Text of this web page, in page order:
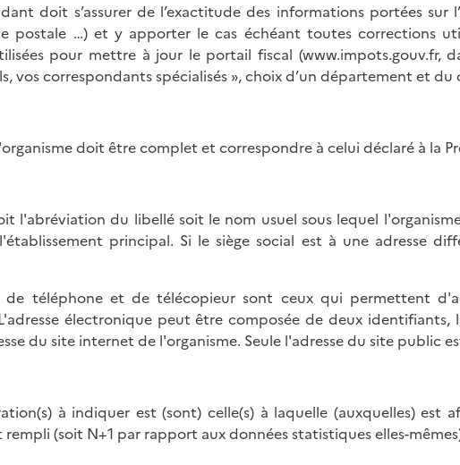
doit s’assurer de l’exactitude des informations portées sur
postale …) et y apporter le cas échéant toutes corrections
pour mettre à jour le portail fiscal (www.impots.gouv.fr,
vos correspondants spécialisés », choix d’un département et
doit être complet et correspondre à celui déclaré à la
l'abréviation du libellé soit le nom usuel sous lequel
principal. Si le siège social est à une adresse
de téléphone et de télécopieur sont ceux qui permettent
électronique peut être composée de deux
du site internet de l'organisme. Seule l'adresse du site public
à indiquer est (sont) celle(s) à laquelle (auxquelles) est
rempli (soit N+1 par rapport aux données statistiques elles-